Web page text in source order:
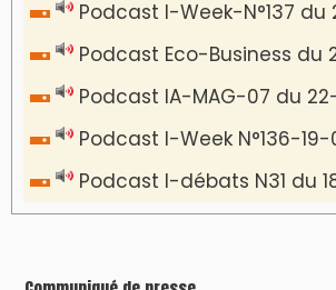
Podcast I-Week-N°137
Podcast Eco-Business du
Podcast IA-MAG-07 du
Podcast I-Week N°136-
Podcast I-débats N31 du